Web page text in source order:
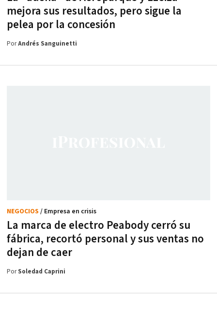
mejora sus resultados, pero sigue la
pelea por la concesión
PorAndrés Sanguinetti
La marca de electro Peabody cerró su
fábrica, recortó personal y sus ventas no
dejan de caer
NEGOCIOS / Empresa en crisis
PorSoledad Caprini